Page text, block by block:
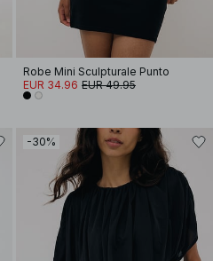
Robe Mini Sculpturale Punto
EUR 34.96 EUR 49.95
-30%